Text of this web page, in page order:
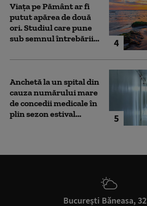
4
Viața pe Pământ ar fi
putut apărea de două
ori. Studiul care pune
sub semnul întrebării...
5
Anchetă la un spital din
cauza numărului mare
de concedii medicale în
plin sezon estival...
București Băneasa,